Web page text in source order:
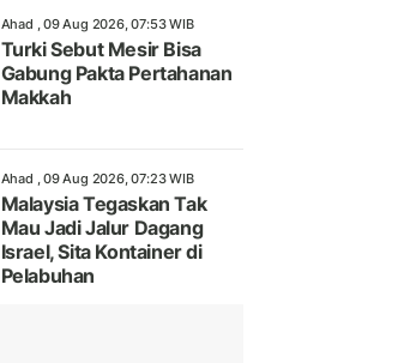
Ahad , 09 Aug 2026, 07:53 WIB
Turki Sebut Mesir Bisa
Gabung Pakta Pertahanan
Makkah
Ahad , 09 Aug 2026, 07:23 WIB
Malaysia Tegaskan Tak
Mau Jadi Jalur Dagang
Israel, Sita Kontainer di
Pelabuhan